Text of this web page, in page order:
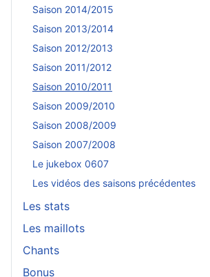
Saison 2014/2015
Saison 2013/2014
Saison 2012/2013
Saison 2011/2012
Saison 2010/2011
Saison 2009/2010
Saison 2008/2009
Saison 2007/2008
Le jukebox 0607
Les vidéos des saisons précédentes
Les stats
Les maillots
Chants
Bonus